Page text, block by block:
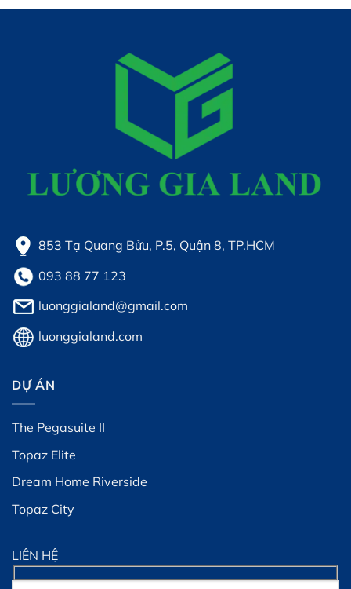
853 Tạ Quang Bửu, P.5, Quận 8, TP.HCM
093 88 77 123
luonggialand@gmail.com
luonggialand.com
DỰ ÁN
The Pegasuite II
Topaz Elite
Dream Home Riverside
Topaz City
LIÊN HỆ